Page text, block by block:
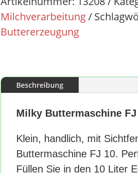
Milchverarbeitung
Buttererzeugung
Beschreibung
Milky Buttermaschine FJ
Klein, handlich, mit
Buttermaschine FJ 10.
Füllen Sie in den 10 Liter